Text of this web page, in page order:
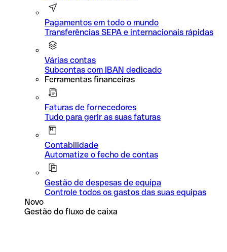
Pagamentos em todo o mundo
Transferências SEPA e internacionais rápidas
Várias contas
Subcontas com IBAN dedicado
Ferramentas financeiras
Faturas de fornecedores
Tudo para gerir as suas faturas
Contabilidade
Automatize o fecho de contas
Gestão de despesas de equipa
Controle todos os gastos das suas equipas
Novo
Gestão do fluxo de caixa